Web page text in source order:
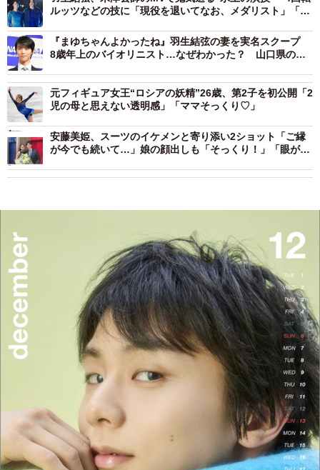
ルッツなどの技に「現役を退いてなお、メダリスト」「人
『まゆちゃんよかったね』羽生結弦の妻を実名スクープ
8歳年上のバイオリニスト…なぜわかった？ 山口県の地
元フィギュア女王“ロシアの妖精”26歳、第2子を初公開「2
児の母と思えない透明感」「ママそっくり♡」
安藤美姫、スーツのイケメンと寄り添い2ショット「ご縁
が今でも続いて…」娘の顔出しも「そっくり！」「眼が似